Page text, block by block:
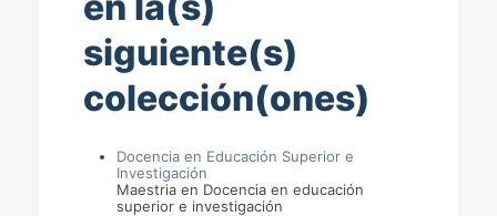
siguiente(s)
colección(ones)
Docencia en Educación Superior e
Investigación
Maestria en Docencia en educación
superior e investigación